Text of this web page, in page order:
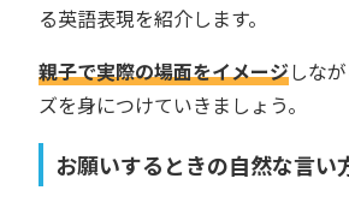
る英語表現を紹介します。
親子で実際の場面をイメージしな
ズを身につけていきましょう。
お願いするときの自然な言い